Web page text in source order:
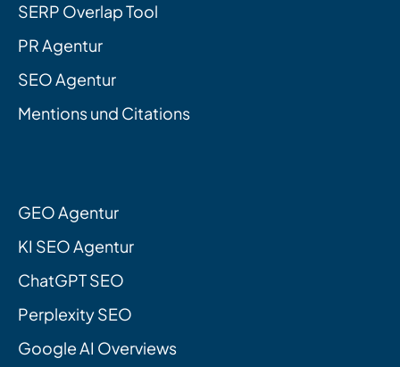
SERP Overlap Tool
PR Agentur
SEO Agentur
Mentions und Citations
GEO Agentur
KI SEO Agentur
ChatGPT SEO
Perplexity SEO
Google AI Overviews